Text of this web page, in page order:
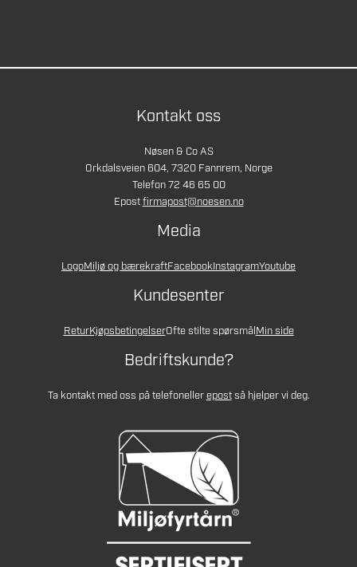
Kontakt oss
Nøsen & Co AS
Orkdalsveien 604, 7320 Fannrem, Norge
Telefon 72 46 65 00
Epostfirmapost@noesen.no
Media
LogoMiljø og bærekraftFacebookInstagramYoutube
Kundesenter
ReturKjøpsbetingelserOfte stilte spørsmålMin side
Bedriftskunde?
Ta kontakt med oss på telefonellerepostså hjelper vi deg.